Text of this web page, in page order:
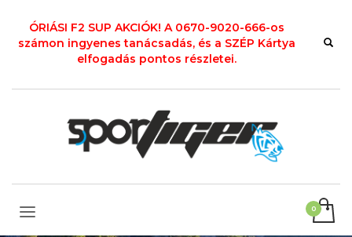
ÓRIÁSI F2 SUP AKCIÓK! A 0670-9020-666-os
számon ingyenes tanácsadás, és a SZÉP Kártya
elfogadás pontos részletei.